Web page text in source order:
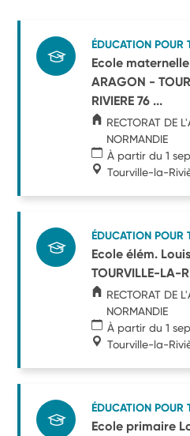
ÉDUCATION POUR
Ecole maternelle
ARAGON -
RIVIERE 76 ...
RECTORAT DE
NORMANDIE
À partir du 1
Tourville-la-
ÉDUCATION POUR
Ecole élém.
TOURVILLE-LA-
RECTORAT DE
NORMANDIE
À partir du 1
Tourville-la-
ÉDUCATION POUR
Ecole primaire